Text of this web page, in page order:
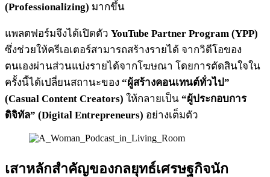
(Professionalizing) มากขึ้น
แพลตฟอร์มจึงได้เปิดตัว YouTube Partner Program (YPP)
ซึ่งช่วยให้ครีเอเตอร์สามารถสร้างรายได้ จากวิดีโอของ
ตนเองผ่านส่วนแบ่งรายได้จากโฆษณา โดยการตัดสินใจใน
ครั้งนี้ได้เปลี่ยนสถานะของ “ผู้สร้างคอนเทนต์ทั่วไป”
(Casual Content Creators) ให้กลายเป็น “ผู้ประกอบการ
ดิจิทัล” (Digital Entrepreneurs) อย่างเต็มตัว
เสาหลักสำคัญของกลยุทธ์เศรษฐกิจนัก